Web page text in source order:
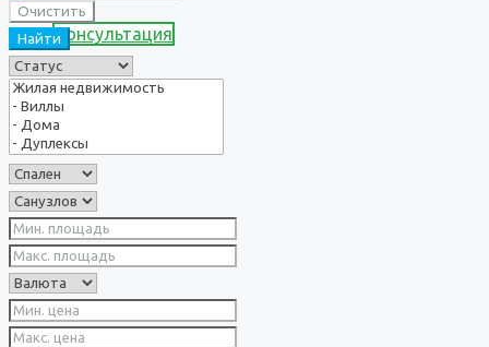
Консультация
Очистить
Найти